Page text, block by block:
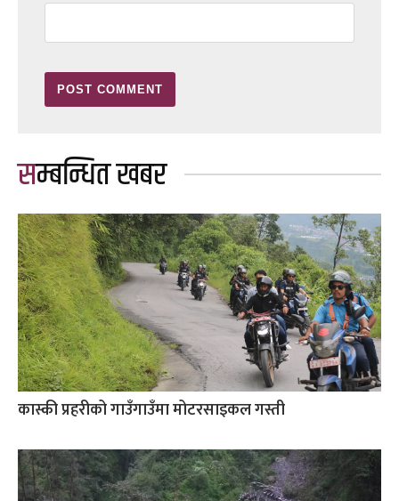
सम्बन्धित खबर
कास्की प्रहरीको गाउँगाउँमा मोटरसाइकल गस्ती